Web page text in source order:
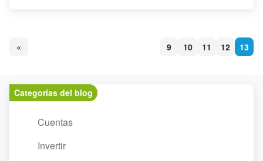
« 9 10 11 12 13
Categorías del blog
Cuentas
Invertir